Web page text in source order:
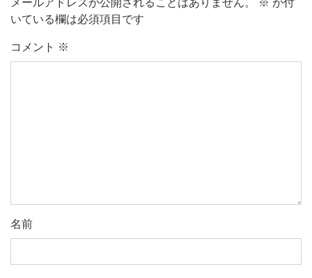
メールアドレスが公開されることはありません。 ※ が付
いている欄は必須項目です
コメント ※
名前